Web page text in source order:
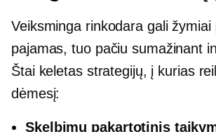
Veiksminga rinkodara gali žymiai
pajamas, tuo pačiu sumažinant
Štai keletas strategijų, į kurias
dėmesį:
Skelbimų pakartotinis